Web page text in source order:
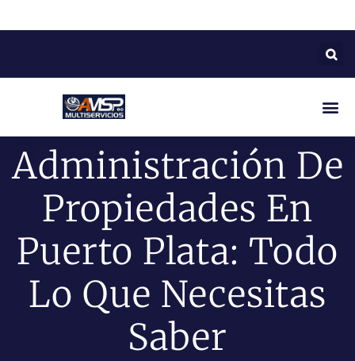
Administración De
Propiedades En
Puerto Plata: Todo
Lo Que Necesitas
Saber